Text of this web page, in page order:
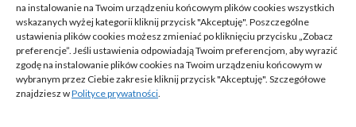
na instalowanie na Twoim urządzeniu końcowym plików cookies wszystkich
wskazanych wyżej kategorii kliknij przycisk "Akceptuję". Poszczególne
ustawienia plików cookies możesz zmieniać po kliknięciu przycisku „Zobacz
preferencje”. Jeśli ustawienia odpowiadają Twoim preferencjom, aby wyrazić
zgodę na instalowanie plików cookies na Twoim urządzeniu końcowym w
wybranym przez Ciebie zakresie kliknij przycisk "Akceptuję". Szczegółowe
znajdziesz wPolityce prywatności.
17 18 19 20 21 22 23
24 25 26 27 28 29 30
31